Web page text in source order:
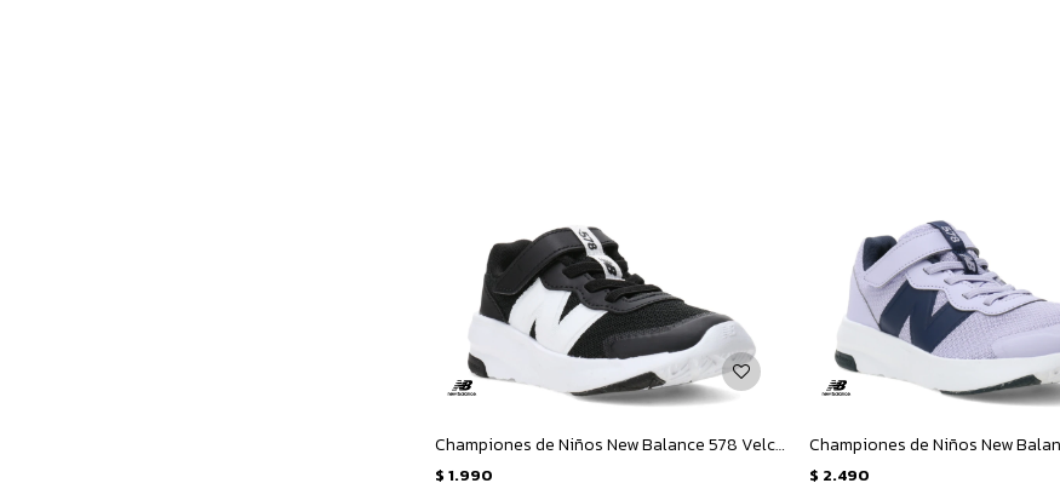
Championes de Niños New Balance 578 Velcro Infantil - Negro - Blanco
$ 1.990 $ 2.490